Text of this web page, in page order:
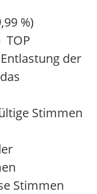
%)
TOP
der
Stimmen
Stimmen